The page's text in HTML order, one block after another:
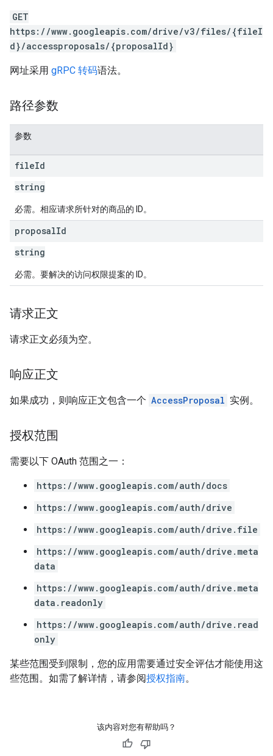
GET
https://www.googleapis.com/drive/v3/files/{fileI
d}/accessproposals/{proposalId}
网址采用 gRPC 转码语法。
路径参数
参数
fileId
string
必需。相应请求所针对的商品的 ID。
proposalId
string
必需。要解决的访问权限提案的 ID。
请求正文
请求正文必须为空。
响应正文
如果成功，则响应正文包含一个 AccessProposal 实例。
授权范围
需要以下 OAuth 范围之一：
https://www.googleapis.com/auth/docs
https://www.googleapis.com/auth/drive
https://www.googleapis.com/auth/drive.file
https://www.googleapis.com/auth/drive.meta
data
https://www.googleapis.com/auth/drive.meta
data.readonly
https://www.googleapis.com/auth/drive.read
only
某些范围受到限制，您的应用需要通过安全评估才能使用这
些范围。如需了解详情，请参阅授权指南。
该内容对您有帮助吗？